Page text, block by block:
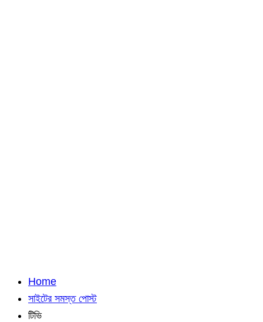
Home
সাইটের সমস্ত পোস্ট
টিভি